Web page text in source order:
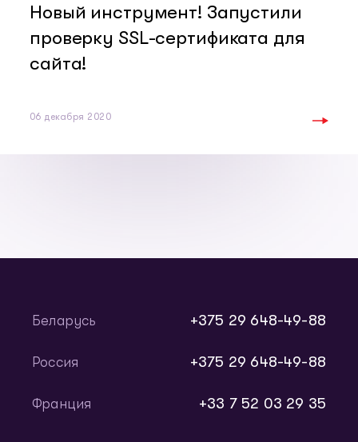
Новый инструмент! Запустили
проверку SSL-сертификата для
сайта!
06 декабря 2020
Беларусь +375 29 648-49-88
Россия +375 29 648-49-88
Франция +33 7 52 03 29 35